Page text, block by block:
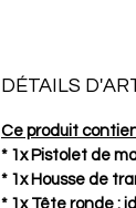
DÉTAILS
Ce produit
* 1x Pistolet de
* 1x Housse de
* 1x Tête ronde :